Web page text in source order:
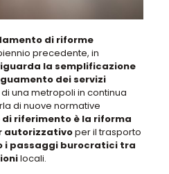
di riforme
precedente, in
la semplificazione
dei servizi
una metropoli in continua
di nuove normative
riferimento è la riforma
autorizzativoper il trasporto
i passaggi burocratici tra
locali.